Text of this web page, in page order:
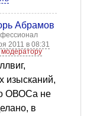
Абрамов
2011 в 08:31
изысканий,
ОВОСа не
в